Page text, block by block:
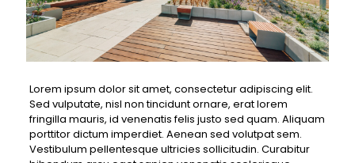
Lorem ipsum dolor sit amet, consectetur adipiscing elit.
Sed vulputate, nisl non tincidunt ornare, erat lorem
fringilla mauris, id venenatis felis justo sed quam. Aliquam
porttitor dictum imperdiet. Aenean sed volutpat sem.
Vestibulum pellentesque ultricies sollicitudin. Curabitur